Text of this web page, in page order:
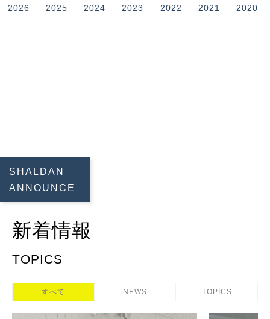
2026
2025 2024 2023 2022 2021 2020
SHALDAN
ANNOUNCE
新着情報
TOPICS
すべて NEWS TOPICS